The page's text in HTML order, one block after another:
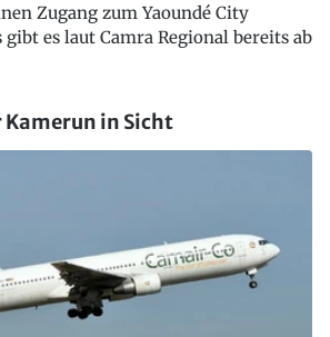
Zugang zum Yaoundé City
es laut Camra Regional bereits ab
in Sicht